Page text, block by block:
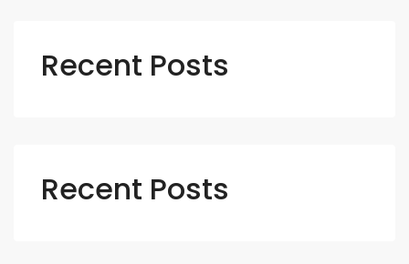
Recent Posts
Recent Posts